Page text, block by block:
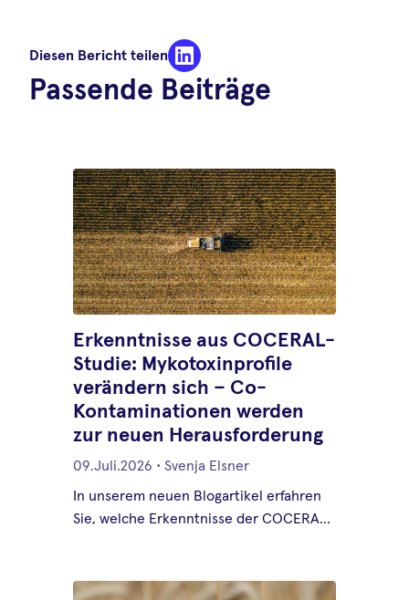
Diesen Bericht teilen
Passende Beiträge
Erkenntnisse aus COCERAL-
Studie: Mykotoxinprofile
verändern sich – Co-
Kontaminationen werden
zur neuen Herausforderung
09.Juli.2026 • Svenja Elsner
In unserem neuen Blogartikel erfahren
Sie, welche Erkenntnisse der COCERAL-
wichtigere Rolle spielt.